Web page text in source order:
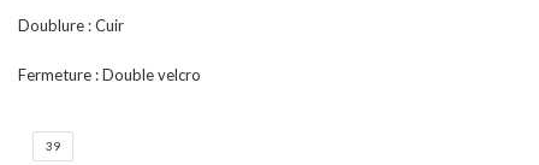
Doublure : Cuir
Fermeture : Double velcro
39